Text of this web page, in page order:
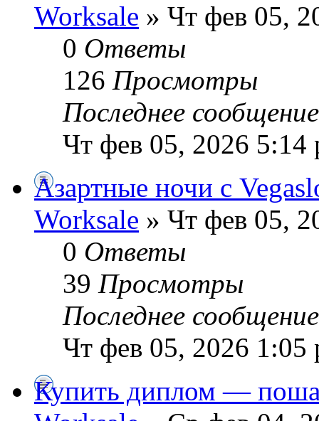
Worksale » Чт фев 05,
0 Ответы
126 Просмотры
Последнее
Чт фев 05, 2026 5:14
Азартные ночи с
Worksale » Чт фев 05,
0 Ответы
39 Просмотры
Последнее
Чт фев 05, 2026 1:05
Купить диплом —